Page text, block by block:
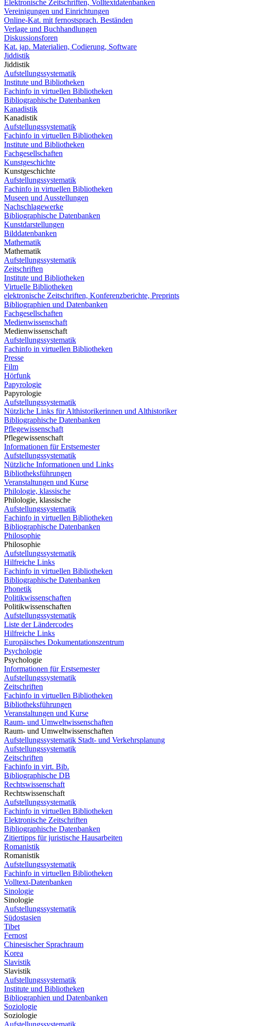
Elektronische Zeitschriften, Volltextdatenbanken
Vereinigungen und Einrichtungen
Online-Kat. mit fernostsprach. Beständen
Verlage und Buchhandlungen
Diskussionsforen
Kat. jap. Materialien, Codierung, Software
Jiddistik
Jiddistik
Aufstellungssystematik
Institute und Bibliotheken
Fachinfo in virtuellen Bibliotheken
Bibliographische Datenbanken
Kanadistik
Kanadistik
Aufstellungssystematik
Fachinfo in virtuellen Bibliotheken
Institute und Bibliotheken
Fachgesellschaften
Kunstgeschichte
Kunstgeschichte
Aufstellungssystematik
Fachinfo in virtuellen Bibliotheken
Museen und Ausstellungen
Nachschlagewerke
Bibliographische Datenbanken
Kunstdarstellungen
Bilddatenbanken
Mathematik
Mathematik
Aufstellungssystematik
Zeitschriften
Institute und Bibliotheken
Virtuelle Bibliotheken
elektronische Zeitschriften, Konferenzberichte, Preprints
Bibliographien und Datenbanken
Fachgesellschaften
Medienwissenschaft
Medienwissenschaft
Aufstellungssystematik
Fachinfo in virtuellen Bibliotheken
Presse
Film
Hörfunk
Papyrologie
Papyrologie
Aufstellungssystematik
Nützliche Links für Althistorikerinnen und Althistoriker
Bibliographische Datenbanken
Pflegewissenschaft
Pflegewissenschaft
Informationen für Erstsemester
Aufstellungssystematik
Nützliche Informationen und Links
Bibliotheksführungen
Veranstaltungen und Kurse
Philologie, klassische
Philologie, klassische
Aufstellungssystematik
Fachinfo in virtuellen Bibliotheken
Bibliographische Datenbanken
Philosophie
Philosophie
Aufstellungssystematik
Hilfreiche Links
Fachinfo in virtuellen Bibliotheken
Bibliographische Datenbanken
Phonetik
Politikwissenschaften
Politikwissenschaften
Aufstellungssystematik
Liste der Ländercodes
Hilfreiche Links
Europäisches Dokumentationszentrum
Psychologie
Psychologie
Informationen für Erstsemester
Aufstellungssystematik
Zeitschriften
Fachinfo in virtuellen Bibliotheken
Bibliotheksführungen
Veranstaltungen und Kurse
Raum- und Umweltwissenschaften
Raum- und Umweltwissenschaften
Aufstellungssystematik Stadt- und Verkehrsplanung
Aufstellungssystematik
Zeitschriften
Fachinfo in virt. Bib.
Bibliographische DB
Rechtswissenschaft
Rechtswissenschaft
Aufstellungssystematik
Fachinfo in virtuellen Bibliotheken
Elektronische Zeitschriften
Bibliographische Datenbanken
Zitiertipps für juristische Hausarbeiten
Romanistik
Romanistik
Aufstellungssystematik
Fachinfo in virtuellen Bibliotheken
Volltext-Datenbanken
Sinologie
Sinologie
Aufstellungssystematik
Südostasien
Tibet
Fernost
Chinesischer Sprachraum
Korea
Slavistik
Slavistik
Aufstellungssystematik
Institute und Bibliotheken
Bibliographien und Datenbanken
Soziologie
Soziologie
Aufstellungssystematik